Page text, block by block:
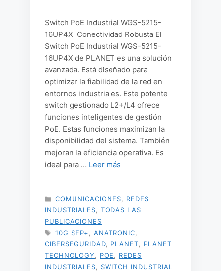
Switch PoE Industrial WGS-5215-
16UP4X: Conectividad Robusta El
Switch PoE Industrial WGS-5215-
16UP4X de PLANET es una solución
avanzada. Está diseñado para
optimizar la fiabilidad de la red en
entornos industriales. Este potente
switch gestionado L2+/L4 ofrece
funciones inteligentes de gestión
PoE. Estas funciones maximizan la
disponibilidad del sistema. También
mejoran la eficiencia operativa. Es
ideal para … Leer más
CATEGORÍAS
COMUNICACIONES
REDES
INDUSTRIALES
TODAS LAS
PUBLICACIONES
ETIQUETAS
10G SFP+ ANATRONIC
CIBERSEGURIDAD
PLANET
PLANET
TECHNOLOGY
POE
REDES
INDUSTRIALES
SWITCH INDUSTRIAL